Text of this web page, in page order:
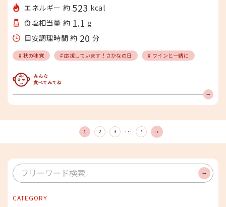
エネルギー 約 523 kcal
食塩相当量 約 1.1 g
目安調理時間 約 20 分
# 秋の味覚 # 応援しています！さかなの日 # ワインと一緒に
みんな食べてみてね
1 2 3 … 7
次
へ
検
CATEGORY